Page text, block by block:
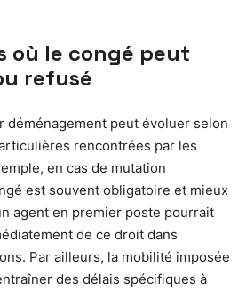
où le congé peut
refusé
déménagement peut évoluer selon
rencontrées par les
en cas de mutation
est souvent obligatoire et mieux
agent en premier poste pourrait
de ce droit dans
Par ailleurs, la mobilité imposée
des délais spécifiques à